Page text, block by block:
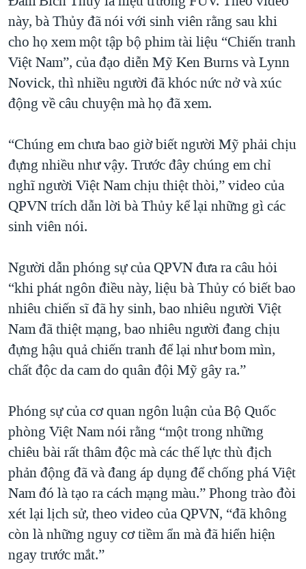
này, bà Thủy đã nói với sinh viên rằng sau khi
cho họ xem một tập bộ phim tài liệu “Chiến tranh
Việt Nam”, của đạo diễn Mỹ Ken Burns và Lynn
Novick, thì nhiều người đã khóc nức nở và xúc
động về câu chuyện mà họ đã xem.
“Chúng em chưa bao giờ biết người Mỹ phải chịu
đựng nhiều như vậy. Trước đây chúng em chỉ
nghĩ người Việt Nam chịu thiệt thòi,” video của
QPVN trích dẫn lời bà Thủy kể lại những gì các
sinh viên nói.
Người dẫn phóng sự của QPVN đưa ra câu hỏi
“khi phát ngôn điều này, liệu bà Thủy có biết bao
nhiêu chiến sĩ đã hy sinh, bao nhiêu người Việt
Nam đã thiệt mạng, bao nhiêu người đang chịu
đựng hậu quả chiến tranh để lại như bom mìn,
chất độc da cam do quân đội Mỹ gây ra.”
Phóng sự của cơ quan ngôn luận của Bộ Quốc
phòng Việt Nam nói rằng “một trong những
chiêu bài rất thâm độc mà các thế lực thù địch
phản động đã và đang áp dụng để chống phá Việt
Nam đó là tạo ra cách mạng màu.” Phong trào đòi
xét lại lịch sử, theo video của QPVN, “đã không
còn là những nguy cơ tiềm ẩn mà đã hiển hiện
ngay trước mắt.”